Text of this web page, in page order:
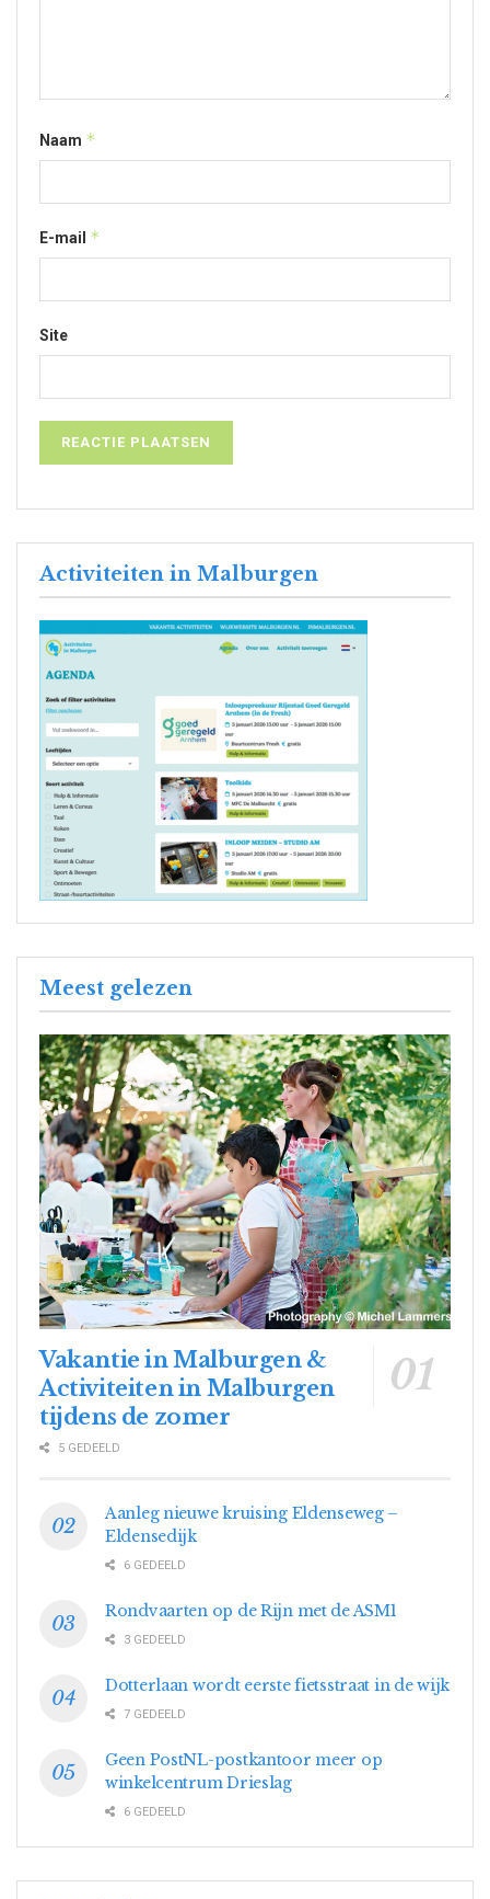
Naam *
E-mail *
Site
Activiteiten in Malburgen
Meest gelezen
Vakantie in Malburgen &
Activiteiten in Malburgen
tijdens de zomer
5 GEDEELD
Aanleg nieuwe kruising Eldenseweg –
Eldensedijk
6 GEDEELD
Rondvaarten op de Rijn met de ASM1
3 GEDEELD
Dotterlaan wordt eerste fietsstraat in de wijk
7 GEDEELD
Geen PostNL-postkantoor meer op
winkelcentrum Drieslag
6 GEDEELD